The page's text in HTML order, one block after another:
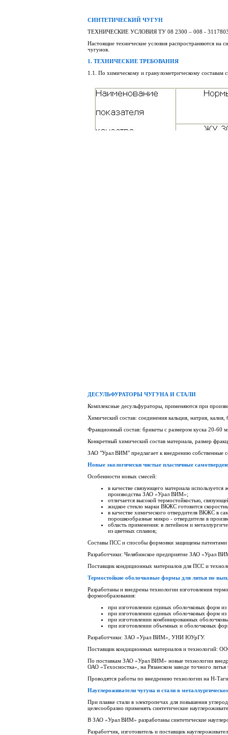
СИНТЕТИЧЕСКИЙ ЧУГУН
ТЕХНИЧЕСКИЕ УСЛОВИЯ ТУ 08 2300 – 008 -
Настоящие технические условия распространяются на
чугунов.
1. ТЕХНИЧЕСКИЕ ТРЕБОВАНИЯ
1.1. По химическому и гранулометрическому составам
ДЕСУЛЬФУРАТОРЫ ЧУГУНА И СТАЛИ
Комплексные десульфураторы, применяются при
Химический состав: соединения кальция, натрия,
Фракционный состав: брикеты с размером куска 20-
Конкретный химический состав материала, размер
ЗАО "Урал ВИМ" предлагает к внедрению собственные
Новые экологически чистые пластичные
Особенности новых смесей:
в качестве связующего материала
производства ЗАО «Урал ВИМ»;
отличается высокой термостойкостью,
жидкое стекло марки ВКЖС готовится
в качестве химического отвердителя ВКЖС в
порошкообразные микро - отвердители в
область применения: в литейном и
из цветных сплавов;
Составы ПСС и способы формовки защищены
Разработчики: Челябинское предприятие ЗАО «Урал
Поставщик кондиционных материалов для ПСС и
Термостойкие оболочковые формы для литья по
Разработаны и внедрены технологии изготовления
формообразования:
при изготовлении единых оболочковых форм
при изготовлении единых оболочковых форм
при изготовлении комбинированных
при изготовлении объемных и оболочковых
Разработчики: ЗАО «Урал ВИМ», УНИ ЮУрГУ.
Поставщик кондиционных материалов и
По поставкам ЗАО «Урал ВИМ» новые технологии
ОАО «Техосностка», на Рязанском заводе точного
Проводятся работы по внедрению технологии на Н-
Науглероживатели чугуна и стали в
При плавке стали в электропечах для повышения
целесообразно применять синтетические
В ЗАО «Урал ВИМ» разработаны синтетические
Разработчик, изготовитель и поставщик